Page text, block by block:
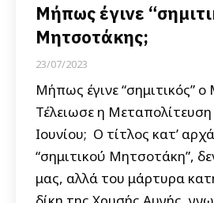
Μήπως έγινε
Μητσοτάκης;
23/07/2023
Μήπως έγινε “σημιτικός”
Τέλειωσε η Μεταπολίτευση
Ιουνίου; Ο τίτλος κατ’
“σημιτικού Μητσοτάκη”,
μας, αλλά του μάρτυρα